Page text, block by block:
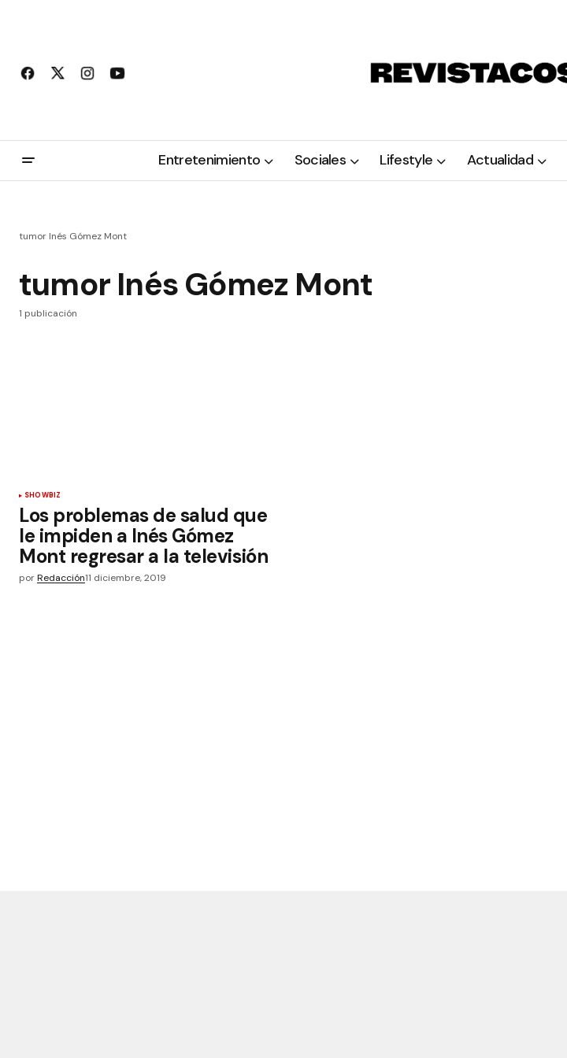
Entretenimiento Sociales Lifestyle Actualidad
tumor Inés Gómez Mont
tumor Inés Gómez Mont
1 publicación
SHOWBIZ
Los problemas de salud que
le impiden a Inés Gómez
Mont regresar a la televisión
porRedacción11 diciembre, 2019